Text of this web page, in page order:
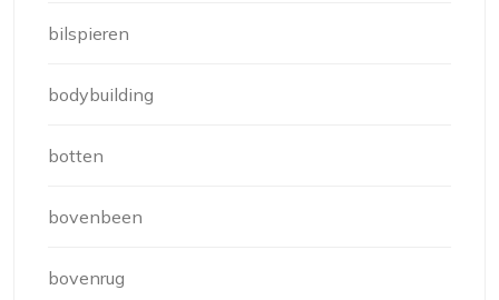
bilspieren
bodybuilding
botten
bovenbeen
bovenrug